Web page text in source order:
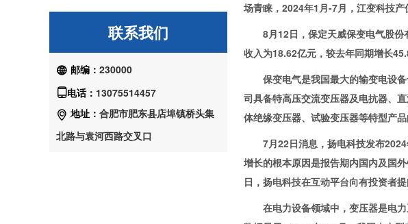
联系我们
 邮编： 230000
电话： 13075514457
 地址： 合肥市肥东县店埠镇桥头集
北路与袁河西路交叉口
场青睐，2024年1月-7月，江变科技产
8月12日，保定天威保变电气股份
收入为18.62亿元，较去年同期增长
保变电气是我国最大的输变电设备
司具备特高压交流变压器及电抗器、
体绝缘变压器、试验变压器等特型产品
7月22日消息，扬电科技发布2024
增长的根本原因是报告期内国内及国
日，扬电科技在互动平台向有投资者
在电力设备领域中，变压器是电力